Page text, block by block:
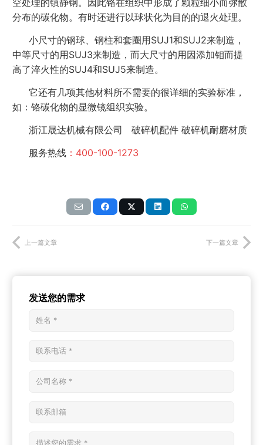
分布的碳化物。有时还进行以球状化为目的的退火处理。
小尺寸的钢球、钢柱和套圈用SUJ1和SUJ2来制造，
中等尺寸的用SUJ3来制造，而大尺寸的用因添加钼而提
高了淬火性的SUJ4和SUJ5来制造。
它还有几项其他材料所不需要的很详细的实验标准，
如：铬碳化物的显微镜组织实验。
浙江晟达机械有限公司 破碎机配件 破碎机耐磨材质
服务热线 ：400-100-1273
上一篇文章 下一篇文章
发送您的需求